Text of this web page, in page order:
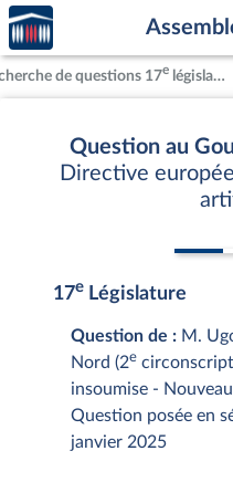
Aller au contenu
Aller en bas de la page
Accèder
à la
page
d'accueilde questions 17e législature
Question au
Directive
17e Législature
Question de : M.
Nord (2e
insoumise -
Question posée en
janvier 2025